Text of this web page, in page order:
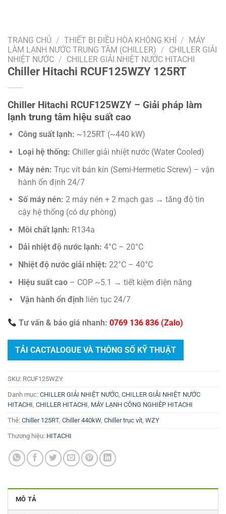
TRANG CHỦ / THIẾT BỊ ĐIỀU HÒA KHÔNG KHÍ / MÁY
LÀM LẠNH NƯỚC TRUNG TÂM (CHILLER) / CHILLER GIẢI
NHIỆT NƯỚC / CHILLER GIẢI NHIỆT NƯỚC HITACHI
Chiller Hitachi RCUF125WZY 125RT
Chiller Hitachi RCUF125WZY – Giải pháp làm
lạnh trung tâm hiệu suất cao
Công suất lạnh: ~125RT (~440 kW)
Loại hệ thống: Chiller giải nhiệt nước (Water Cooled)
Máy nén: Trục vít bán kín (Semi-Hermetic Screw) – vận
hành ổn định 24/7
Số máy nén: 2 máy nén + 2 mạch gas → tăng độ tin
cậy hệ thống (có dự phòng)
Môi chất lạnh: R134a
Dải nhiệt độ nước lạnh: 4°C – 20°C
Nhiệt độ nước giải nhiệt: 22°C – 40°C
Hiệu suất cao– COP ~5.1 → tiết kiệm điện năng
Vận hành ổn định liên tục 24/7
Tư vấn & báo giá nhanh:0769 136 836 (Zalo)
TẢI CACTALOGUE VÀ THÔNG SỐ KỸ THUẬT
SKU: RCUF125WZY
Danh mục: CHILLER GIẢI NHIỆT NƯỚC CHILLER GIẢI NHIỆT NƯỚC
HITACHI CHILLER HITACHI MÁY LẠNH CÔNG NGHIÊP HITACHI
Thẻ: Chiller 125RT, Chiller 440kW, Chiller trục vít WZY
Thương hiệu: HITACHI
MÔ TẢ